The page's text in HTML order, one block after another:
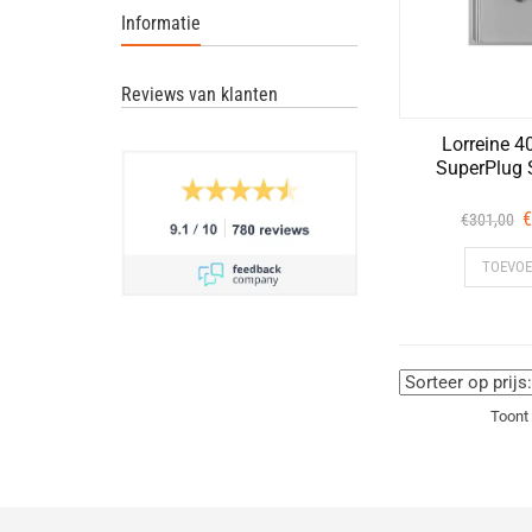
Lorreine
SuperPlug
€301,00 €
Informatie
Reviews van klanten